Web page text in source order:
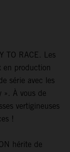
TO RACE. Les
en production
série avec les
». À vous de
vertigineuses
!
hérite de